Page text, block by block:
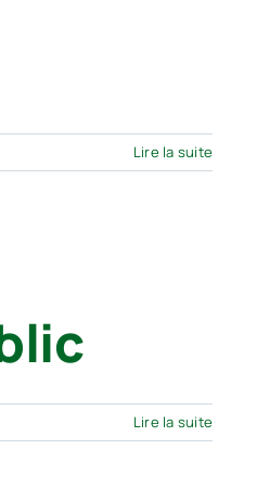
Lire la suite
Lire la suite